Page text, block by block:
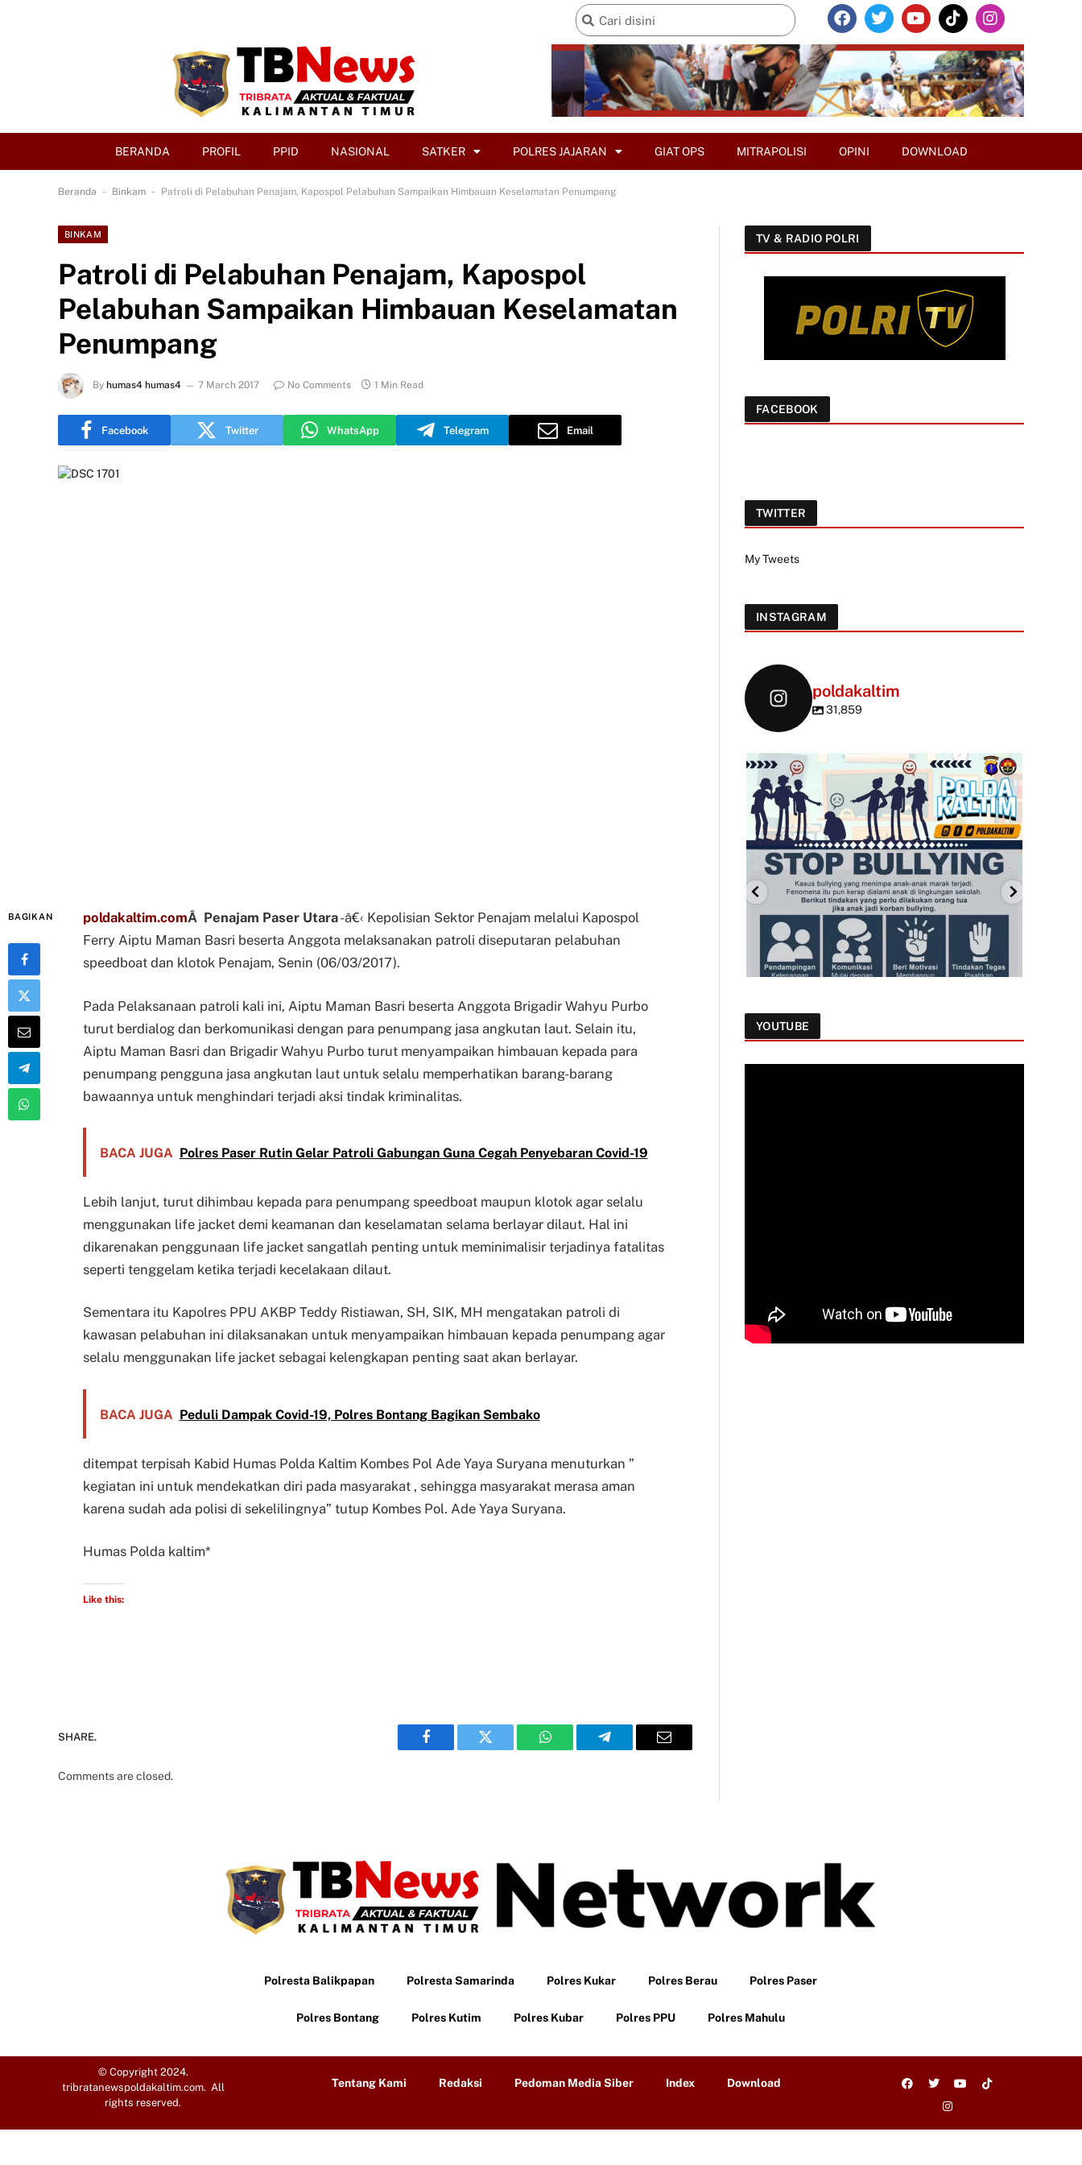
BERANDA PROFIL PPID NASIONAL SATKER POLRES JAJARAN GIAT OPS MITRAPOLISI OPINI DOWNLOAD
Beranda - Binkam - Patroli di Pelabuhan Penajam, Kapospol Pelabuhan Sampaikan Himbauan Keselamatan Penumpang
BINKAM
Patroli di Pelabuhan Penajam, Kapospol
Pelabuhan Sampaikan Himbauan Keselamatan
Penumpang
By humas4 humas4 7 March 2017 No Comments 1 Min Read
Facebook Twitter WhatsApp Telegram Email
BAGIKAN poldakaltim.comÂ Penajam Paser Utara-â€‹ Kepolisian Sektor Penajam melalui Kapospol
Ferry Aiptu Maman Basri beserta Anggota melaksanakan patroli diseputaran pelabuhan
speedboat dan klotok Penajam, Senin (06/03/2017).
Pada Pelaksanaan patroli kali ini, Aiptu Maman Basri beserta Anggota Brigadir Wahyu Purbo
turut berdialog dan berkomunikasi dengan para penumpang jasa angkutan laut. Selain itu,
Aiptu Maman Basri dan Brigadir Wahyu Purbo turut menyampaikan himbauan kepada para
penumpang pengguna jasa angkutan laut untuk selalu memperhatikan barang-barang
bawaannya untuk menghindari terjadi aksi tindak kriminalitas.
BACA JUGA Polres Paser Rutin Gelar Patroli Gabungan Guna Cegah Penyebaran Covid-19
Lebih lanjut, turut dihimbau kepada para penumpang speedboat maupun klotok agar selalu
menggunakan life jacket demi keamanan dan keselamatan selama berlayar dilaut. Hal ini
dikarenakan penggunaan life jacket sangatlah penting untuk meminimalisir terjadinya fatalitas
seperti tenggelam ketika terjadi kecelakaan dilaut.
Sementara itu Kapolres PPU AKBP Teddy Ristiawan, SH, SIK, MH mengatakan patroli di
kawasan pelabuhan ini dilaksanakan untuk menyampaikan himbauan kepada penumpang agar
selalu menggunakan life jacket sebagai kelengkapan penting saat akan berlayar.
BACA JUGA Peduli Dampak Covid-19, Polres Bontang Bagikan Sembako
ditempat terpisah Kabid Humas Polda Kaltim Kombes Pol Ade Yaya Suryana menuturkan ”
kegiatan ini untuk mendekatkan diri pada masyarakat , sehingga masyarakat merasa aman
karena sudah ada polisi di sekelilingnya” tutup Kombes Pol. Ade Yaya Suryana.
Humas Polda kaltim*
Like this:
SHARE.
Facebook Twitter WhatsAppTelegram Email
Comments are closed.
TV & RADIO POLRI
FACEBOOK
TWITTER
My Tweets
INSTAGRAM
poldakaltim
31,859
YOUTUBE
Polresta Balikpapan Polresta Samarinda Polres Kukar Polres Berau Polres Paser
Polres Bontang Polres Kutim Polres Kubar Polres PPU Polres Mahulu
© Copyright 2024.
tribratanewspoldakaltim.com. All
rights reserved.
Tentang Kami Redaksi Pedoman Media Siber Index Download